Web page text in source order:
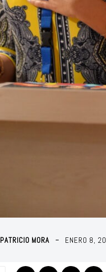
PATRICIO MORA ENERO 8,